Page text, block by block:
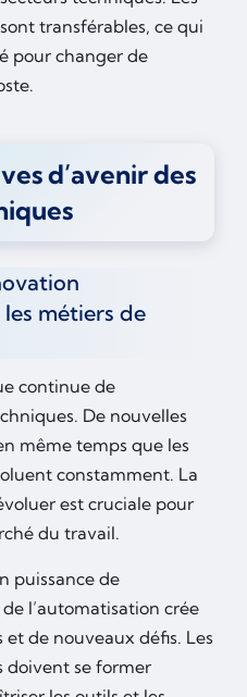
transférables, ce qui
pour changer de
d’avenir des
métiers de
continue de
De nouvelles
même temps que les
constamment. La
est cruciale pour
du travail.
puissance de
l’automatisation crée
de nouveaux défis. Les
doivent se former